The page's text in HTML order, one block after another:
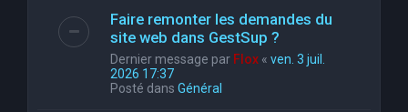
Faire remonter les demandes du
site web dans GestSup ?
Dernier message par Flox « ven. 3 juil.
2026 17:37
Posté dans Général